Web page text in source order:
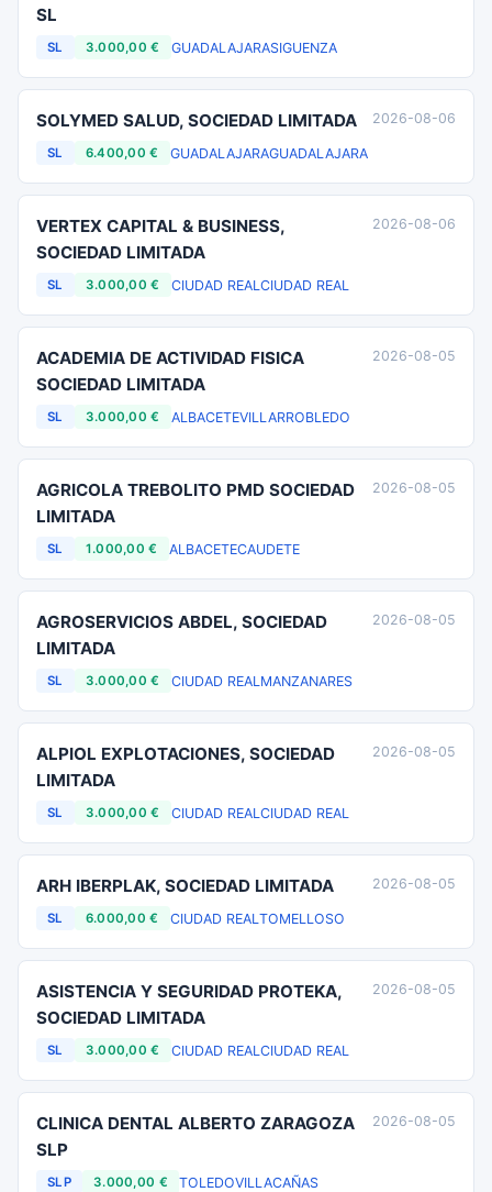
SL
SL 3.000,00 € GUADALAJARASIGUENZA
SOLYMED SALUD, SOCIEDAD LIMITADA
SL 6.400,00 € GUADALAJARAGUADALAJARA
2026-08-06
VERTEX CAPITAL & BUSINESS,
SOCIEDAD LIMITADA
SL 3.000,00 € CIUDAD REAL CIUDAD REAL
2026-08-06
ACADEMIA DE ACTIVIDAD FISICA
SOCIEDAD LIMITADA
SL 3.000,00 € ALBACETEVILLARROBLEDO
2026-08-05
AGRICOLA TREBOLITO PMD SOCIEDAD
LIMITADA
SL 1.000,00 € ALBACETECAUDETE
2026-08-05
AGROSERVICIOS ABDEL, SOCIEDAD
LIMITADA
SL 3.000,00 € CIUDAD REAL MANZANARES
2026-08-05
ALPIOL EXPLOTACIONES, SOCIEDAD
LIMITADA
SL 3.000,00 € CIUDAD REAL CIUDAD REAL
2026-08-05
ARH IBERPLAK, SOCIEDAD LIMITADA
SL 6.000,00 € CIUDAD REAL TOMELLOSO
2026-08-05
ASISTENCIA Y SEGURIDAD PROTEKA,
SOCIEDAD LIMITADA
SL 3.000,00 € CIUDAD REAL CIUDAD REAL
2026-08-05
CLINICA DENTAL ALBERTO ZARAGOZA
SLP
SLP 3.000,00 € TOLEDOVILLACAÑAS
2026-08-05